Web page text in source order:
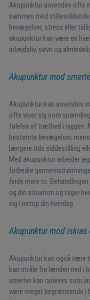
Akupunktur anvendes ofte
sammen med
bevægelser, stress eller
akupunktur kan være en
arbejdsliv, søvn og
Akupunktur mod
Akupunktur kan anvendes
ofte viser sig som
følelse af træthed i ryggen.
bestemte bevægelser,
længere tids siddestilling
Med akupunktur arbejder
forbedre
finde mere ro.
og din situation og tager
sig i netop din hverdag.
Akupunktur mod
Akupunktur kan også være
kan stråle fra lænden ned i
smerter kan opleves som
være meget begrænsende i